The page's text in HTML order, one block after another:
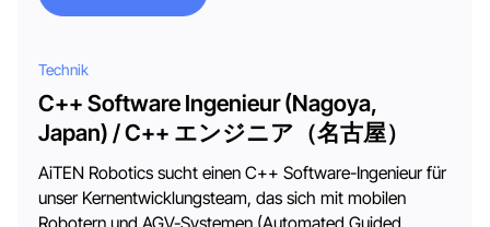
Technik
C++ Software Ingenieur (Nagoya,
Japan) / C++ エンジニア（名古屋）
AiTEN Robotics sucht einen C++ Software-Ingenieur für
unser Kernentwicklungsteam, das sich mit mobilen